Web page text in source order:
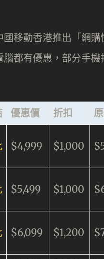
移動香港推出「網購
都有優惠，部分手機
優惠價 折扣
$4,999 $1,000
$5,499 $1,000
$6,099 $1,200